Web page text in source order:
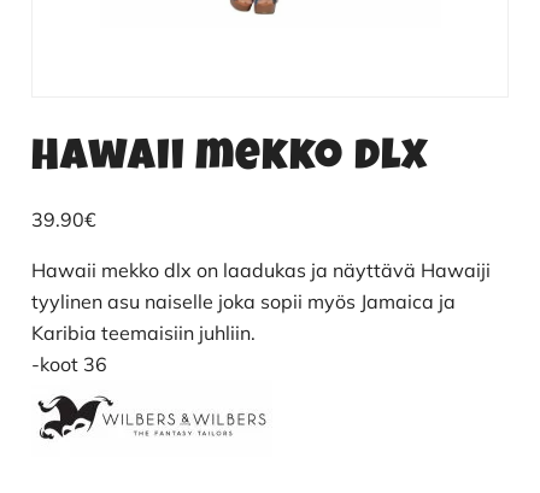
Hawaii mekko dlx
39.90€
Hawaii mekko dlx on laadukas ja näyttävä Hawaiji
tyylinen asu naiselle joka sopii myös Jamaica ja
Karibia teemaisiin juhliin.
-koot 36